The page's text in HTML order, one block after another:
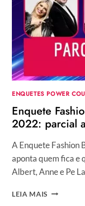
COUPLE
2022:
VOTE
E
VEJA
PARCIAIS
7ª
ENQUETES POWER
Enquete
2022: parcial
A Enquete Fashion
aponta quem fica e
Albert, Anne e Pe
LEIA MAIS ENQUETE